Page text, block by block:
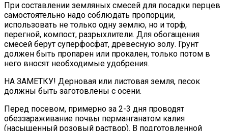
При составлении земляных смесей для посадки перцев
самостоятельно надо соблюдать пропорции,
использовать не только одну землю, но и торф,
перегной, компост, разрыхлители. Для обогащения
смесей берут суперфосфат, древесную золу. Грунт
должен быть пропарен или прокален, только потом в
него вносят необходимые удобрения.
НА ЗАМЕТКУ! Дерновая или листовая земля, песок
должны быть заготовлены с осени.
Перед посевом, примерно за 2-3 дня проводят
обеззараживание почвы перманганатом калия
(насыщенный розовый раствор). В подготовленной